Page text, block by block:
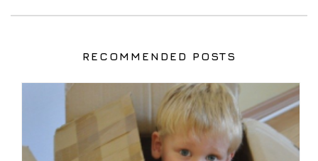
RECOMMENDED POSTS